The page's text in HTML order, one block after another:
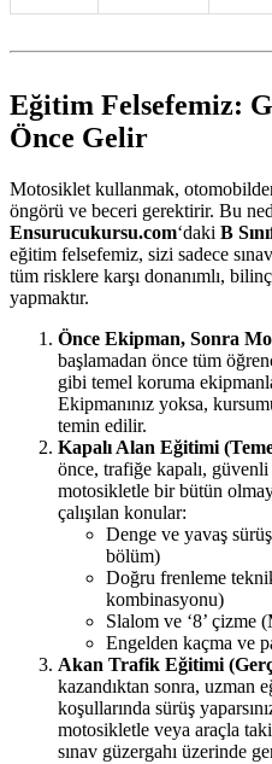
Eğitim Felsefemiz:
Önce Gelir
Motosiklet kullanmak,
öngörü ve beceri gerektirir. Bu
Ensurucukursu.com‘daki B
eğitim felsefemiz, sizi sadece
tüm risklere karşı donanımlı,
yapmaktır.
Önce Ekipman, Sonra
başlamadan önce tüm
gibi temel koruma
Ekipmanınız yoksa,
temin edilir.
Kapalı Alan Eğitimi
önce, trafiğe kapalı,
motosikletle bir bütün
çalışılan konular:
Denge ve yavaş
bölüm)
Doğru frenleme
kombinasyonu)
Slalom ve ‘8’ çizme
Engelden kaçma ve
Akan Trafik Eğitimi
kazandıktan sonra, uzman
koşullarında sürüş
motosikletle veya araçla
sınav güzergahı üzerinde